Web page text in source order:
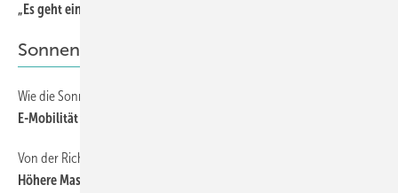
„Es geht ein kleiner Ruck durchs Land …“
Sonnenschutz
Wie die Sonnenschutzbranche auf klimafreundliche Mobilität umsteigt
E-Mobilität als Zukunftsinvestition
Von der Richtlinie zur Verordnung: Ein Paradigmenwechsel
Höhere Maschinensicherheit!